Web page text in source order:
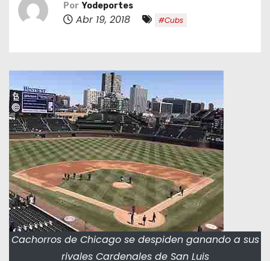
Por Yodeportes
Abr 19, 2018 #Cubs
Cachorros de Chicago se despiden ganando a sus
rivales Cardenales de San Luis